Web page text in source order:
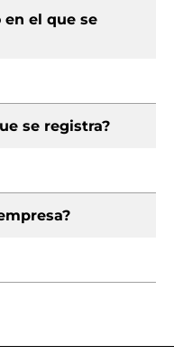
en el que se
se registra?